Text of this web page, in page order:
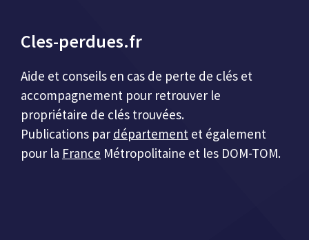
Cles-perdues.fr
Aide et conseils en cas de perte de clés et
accompagnement pour retrouver le
propriétaire de clés trouvées.
Publications par département et également
pour la France Métropolitaine et les DOM-TOM.